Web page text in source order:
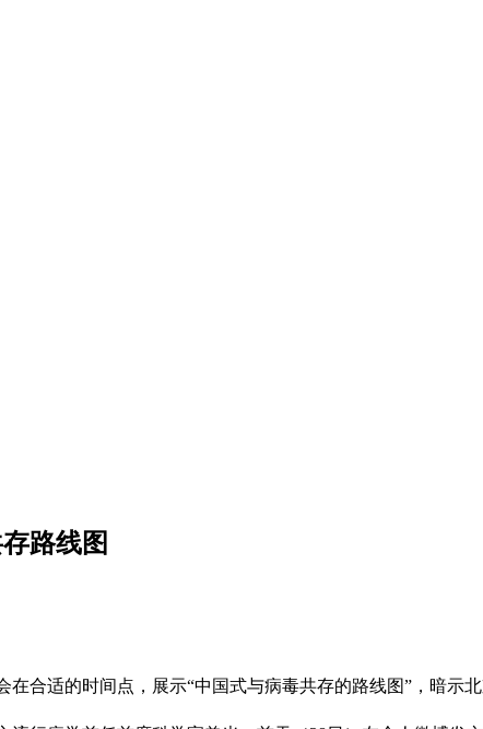
路线图
合适的时间点，展示“中国式与病毒共存的路线图”，暗示